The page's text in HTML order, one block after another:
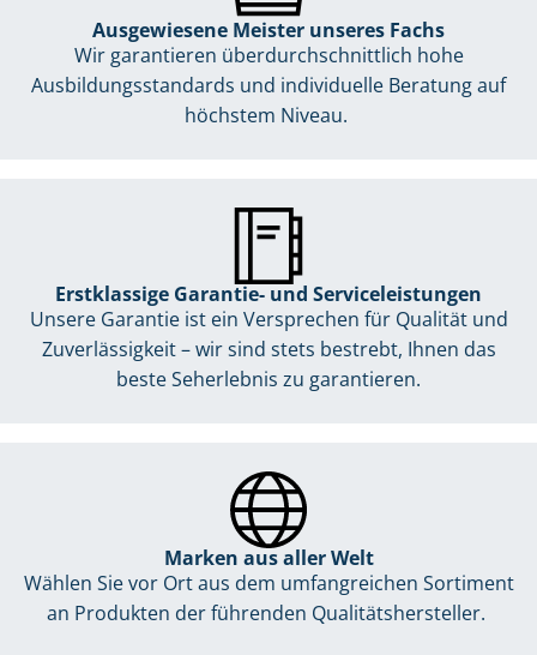
Ausgewiesene Meister unseres Fachs
Wir garantieren überdurchschnittlich hohe
Ausbildungsstandards und individuelle Beratung auf
höchstem Niveau.
Erstklassige Garantie- und Serviceleistungen
Unsere Garantie ist ein Versprechen für Qualität und
Zuverlässigkeit – wir sind stets bestrebt, Ihnen das
beste Seherlebnis zu garantieren.
Marken aus aller Welt
Wählen Sie vor Ort aus dem umfangreichen Sortiment
an Produkten der führenden Qualitätshersteller.